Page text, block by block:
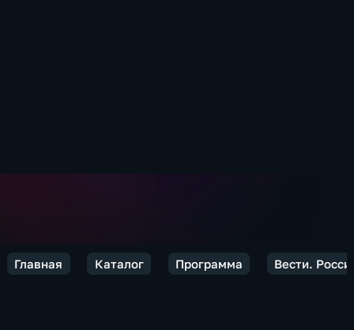
Главная Каталог Программа Вести.